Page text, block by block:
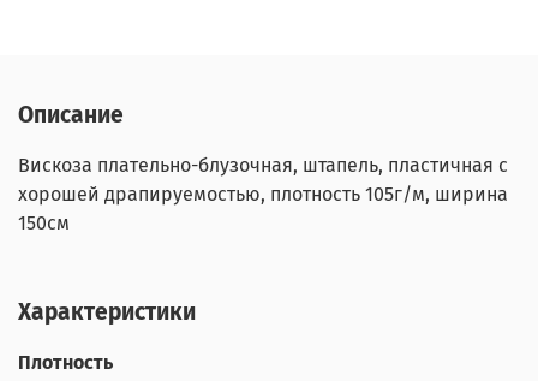
Описание
Вискоза плательно-блузочная, штапель, пластичная с
хорошей драпируемостью, плотность 105г/м, ширина
150см
Характеристики
Плотность